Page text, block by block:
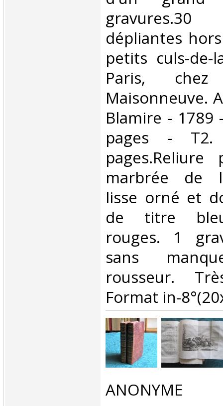
dépliantes
petits culs-de-
Paris,
Maisonneuve.
Blamire - 1789
pages -
pages.Reliure
marbrée de
lisse orné et
de titre
rouges. 1
sans
rousseur.
Format in-
‎ANONYME ‎